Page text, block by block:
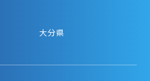
大分県